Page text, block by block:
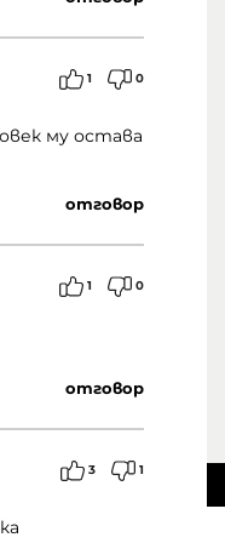
1 0
му остава
отговор
1 0
отговор
3 1